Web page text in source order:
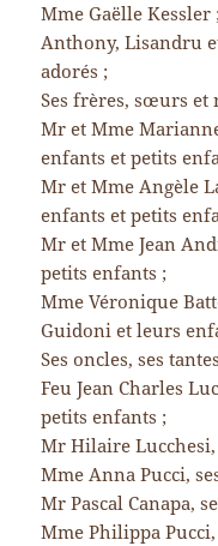
Mme Gaëlle Kessler
Anthony, Lisandru
adorés ;
Ses frères, sœurs et
Mr et Mme
enfants et petits
Mr et Mme Angèle
enfants et petits
Mr et Mme Jean
petits enfants ;
Mme Véronique
Guidoni et leurs
Ses oncles, ses
Feu Jean Charles
petits enfants ;
Mr Hilaire
Mme Anna Pucci,
Mr Pascal Canapa,
Mme Philippa